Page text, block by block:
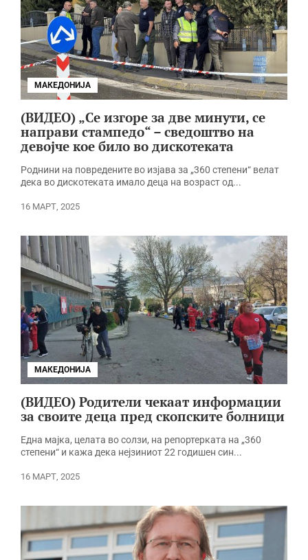
МАКЕДОНИЈА
(ВИДЕО) „Се изгоре за две минути, се
направи стампедо“ – сведоштво на
девојче кое било во дискотеката
Роднини на повредените во изјава за „360 степени“ велат
дека во дискотеката имало деца на возраст од...
16 МАРТ, 2025
МАКЕДОНИЈА
(ВИДЕО) Родители чекаат информации
за своите деца пред скопските болници
Една мајка, целата во солзи, на репортерката на „360
степени“ и кажа дека нејзиниот 22 годишен син...
16 МАРТ, 2025